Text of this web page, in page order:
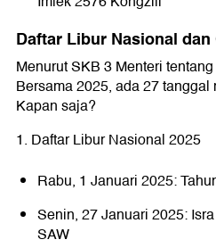
Daftar Libur Nasional
Menurut SKB 3 Menteri
Bersama 2025, ada 27
Kapan saja?
1. Daftar Libur Nasional 2025
Rabu, 1 Januari 2025:
Senin, 27 Januari 2025:
SAW